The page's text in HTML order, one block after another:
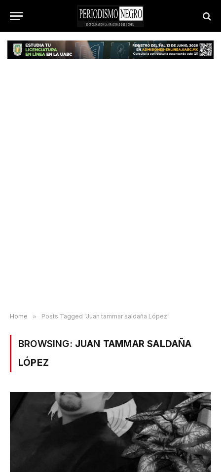
Home » Posts Tagged "Juan tammar saldaña López"
BROWSING: JUAN TAMMAR SALDAÑA
LÓPEZ